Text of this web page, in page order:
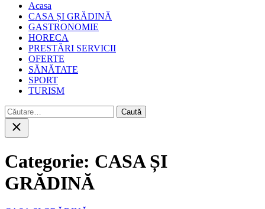
Acasa
CASA ȘI GRĂDINĂ
GASTRONOMIE
HORECA
PRESTĂRI SERVICII
OFERTE
SĂNĂTATE
SPORT
TURISM
Caută
după:
Close
search
Categorie: CASA ȘI
GRĂDINĂ